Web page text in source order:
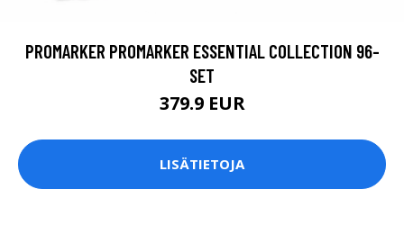
PROMARKER PROMARKER ESSENTIAL COLLECTION 96-
SET
379.9 EUR
LISÄTIETOJA